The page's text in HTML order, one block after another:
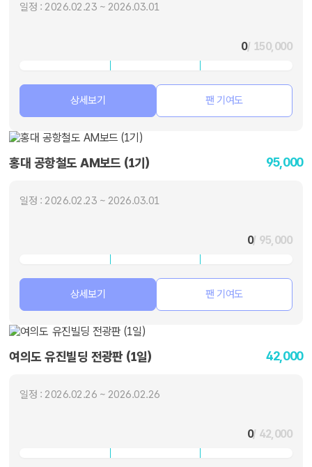
일정 : 2026.02.23 ~ 2026.03.01
0/ 150,000
상세보기 팬 기여도
홍대 공항철도 AM보드 (1기) 95,000
일정 : 2026.02.23 ~ 2026.03.01
0/ 95,000
상세보기 팬 기여도
여의도 유진빌딩 전광판 (1일) 42,000
일정 : 2026.02.26 ~ 2026.02.26
0/ 42,000